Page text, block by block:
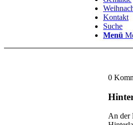
Kontakt
Suche
Menü
0
An der